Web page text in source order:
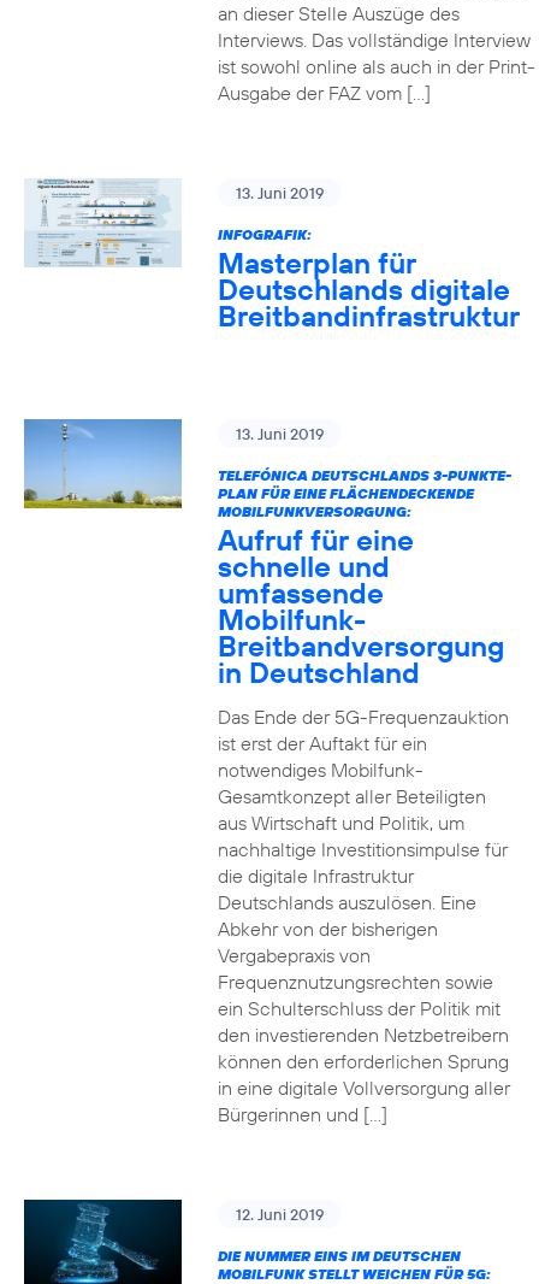
an dieser Stelle Auszüge des
Interviews. Das vollständige Interview
ist sowohl online als auch in der Print-
Ausgabe der FAZ vom […]
13. Juni 2019
INFOGRAFIK:
Masterplan für
Deutschlands digitale
Breitbandinfrastruktur
13. Juni 2019
TELEFÓNICA DEUTSCHLANDS 3-PUNKTE-
PLAN FÜR EINE FLÄCHENDECKENDE
MOBILFUNKVERSORGUNG:
Aufruf für eine
schnelle und
umfassende
Mobilfunk-
Breitbandversorgung
in Deutschland
Das Ende der 5G-Frequenzauktion
ist erst der Auftakt für ein
notwendiges Mobilfunk-
Gesamtkonzept aller Beteiligten
aus Wirtschaft und Politik, um
nachhaltige Investitionsimpulse für
die digitale Infrastruktur
Deutschlands auszulösen. Eine
Abkehr von der bisherigen
Vergabepraxis von
Frequenznutzungsrechten sowie
ein Schulterschluss der Politik mit
den investierenden Netzbetreibern
können den erforderlichen Sprung
in eine digitale Vollversorgung aller
Bürgerinnen und […]
12. Juni 2019
DIE NUMMER EINS IM DEUTSCHEN
MOBILFUNK STELLT WEICHEN FÜR 5G: